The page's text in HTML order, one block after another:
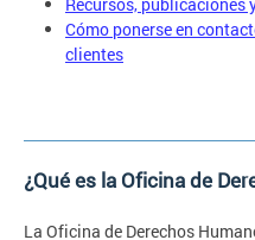
Cómo ponerse en
clientes
¿Qué es la Oficina de
La Oficina de Derechos